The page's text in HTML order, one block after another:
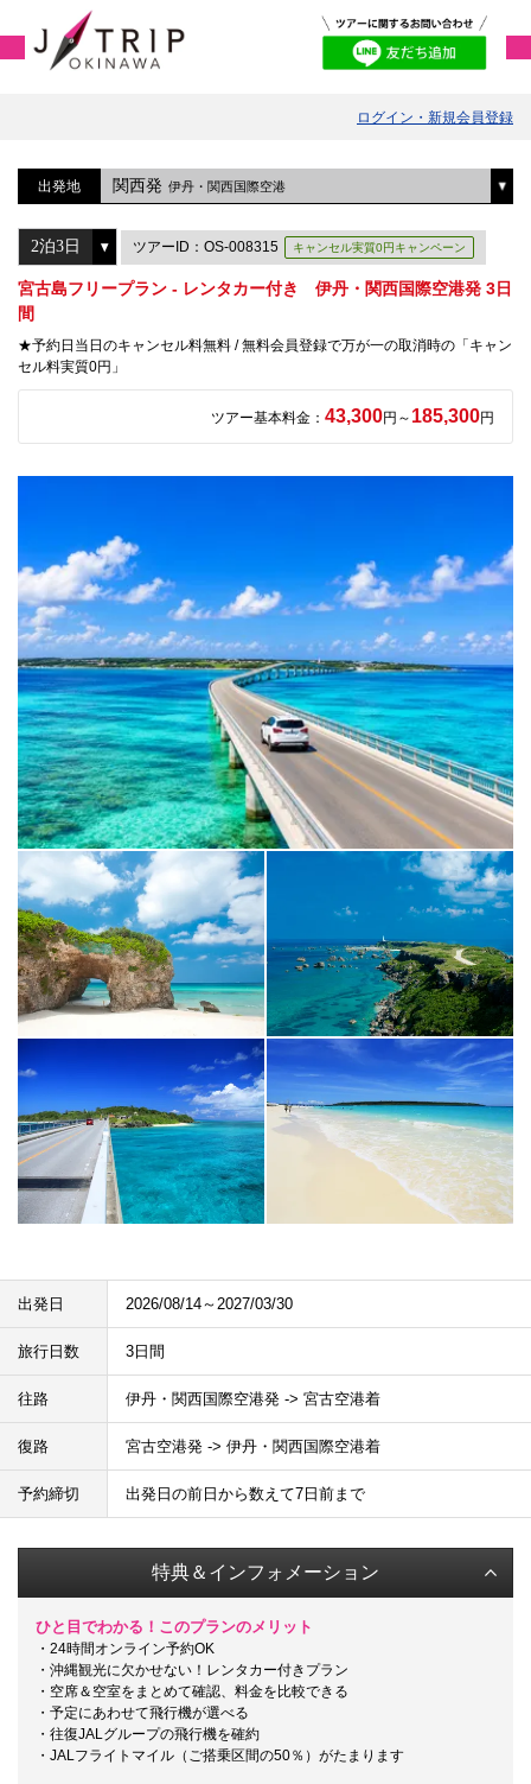
ログイン・新規会員登録
出発地 関西発 伊丹・関西国際空港
ツアーID：OS-008315 キャンセル実質0円キャンペーン
宮古島フリープラン - レンタカー付き 伊丹・関西国際空港発 3日
間
★予約日当日のキャンセル料無料 / 無料会員登録で万が一の取消時の「キャン
セル料実質0円」
ツアー基本料金： 43,300円～ 185,300円
出発日 2026/08/14～2027/03/30
旅行日数 3日間
往路 伊丹・関西国際空港発 -> 宮古空港着
復路 宮古空港発 -> 伊丹・関西国際空港着
予約締切 出発日の前日から数えて7日前まで
特典＆インフォメーション
ひと目でわかる！このプランのメリット
・24時間オンライン予約OK
・沖縄観光に欠かせない！レンタカー付きプラン
・空席＆空室をまとめて確認、料金を比較できる
・予定にあわせて飛行機が選べる
・往復JALグループの飛行機を確約
・JALフライトマイル（ご搭乗区間の50％）がたまります